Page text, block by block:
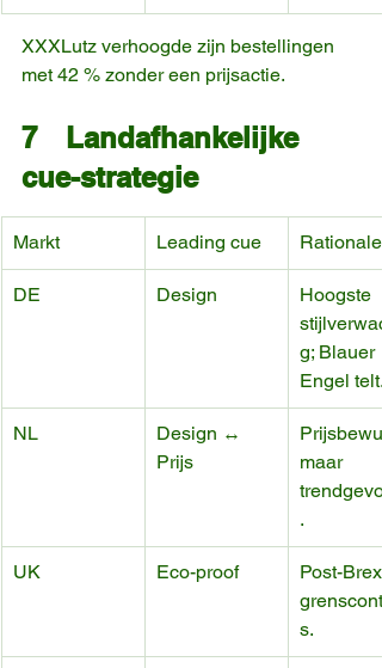
XXXLutz verhoogde zijn bestellingen
met 42 % zonder een prijsactie.
7 Landafhankelijke
cue-strategie
Markt Leading cue Rationale
DE Design
Hoogste
g; Blauer
Engel telt.
NL
Design ↔
Prijs
maar
.
UK Eco-proof
Post-
s.